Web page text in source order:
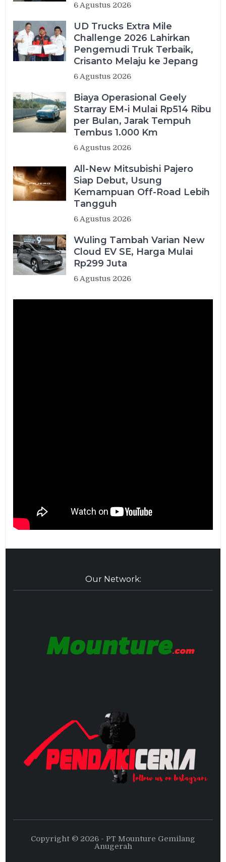
6 Agustus 2026
UD Trucks Extra Mile
Challenge 2026 Lahirkan
Pengemudi Truk Terbaik,
Crisanto Melaju ke Jepang
6 Agustus 2026
Biaya Operasional Geely
Starray EM-i Mulai Rp514 Ribu
per Bulan, Jarak Tempuh
Tembus 1.000 Km
6 Agustus 2026
All-New Mitsubishi Pajero
Siap Debut, Usung
Kemampuan Off-Road Lebih
Tangguh
6 Agustus 2026
Wuling Tambah Varian New
Cloud EV SE, Harga Mulai
Rp299 Juta
6 Agustus 2026
Our Network:
Copyright © 2026 - PT Mounture Gemilang
Anugerah